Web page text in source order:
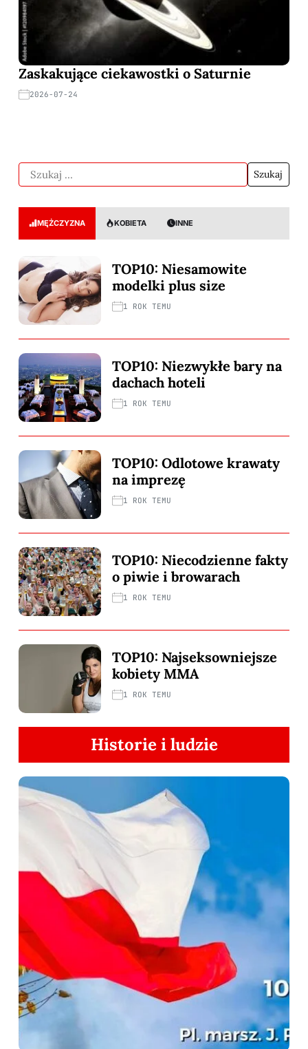
Zaskakujące ciekawostki o Saturnie
2026-07-24
MĘŻCZYZNA KOBIETA INNE
TOP10: Niesamowite
modelki plus size
1 ROK TEMU
TOP10: Niezwykłe bary na
dachach hoteli
1 ROK TEMU
TOP10: Odlotowe krawaty
na imprezę
1 ROK TEMU
TOP10: Niecodzienne fakty
o piwie i browarach
1 ROK TEMU
TOP10: Najseksowniejsze
kobiety MMA
1 ROK TEMU
Historie i ludzie